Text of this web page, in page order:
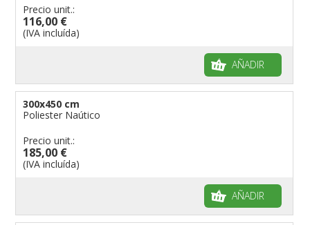
Precio unit.:
116,00 €
(IVA incluída)
AÑADIR
300x450 cm
Poliester Naútico
Precio unit.:
185,00 €
(IVA incluída)
AÑADIR